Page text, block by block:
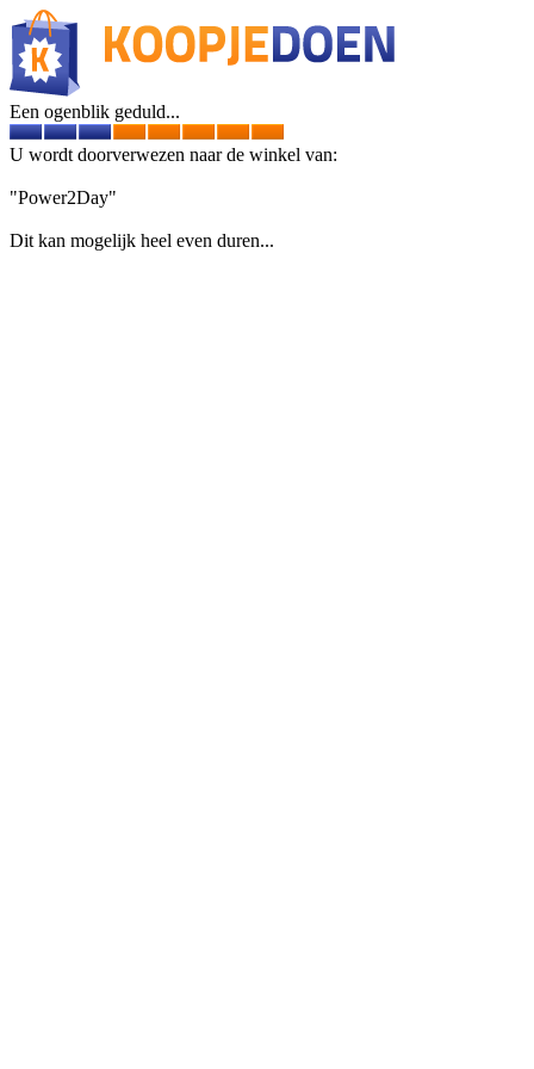
Een ogenblik geduld...
U wordt doorverwezen naar de winkel van:
"Power2Day"
Dit kan mogelijk heel even duren...